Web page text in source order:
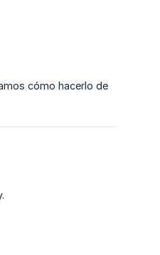
cómo hacerlo de